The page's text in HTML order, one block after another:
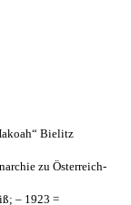
Bielitz
zu Österreich-
– 1923 =